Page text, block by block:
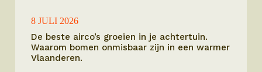
8 JULI 2026
De beste airco’s groeien in je achtertuin.
Waarom bomen onmisbaar zijn in een warmer
Vlaanderen.